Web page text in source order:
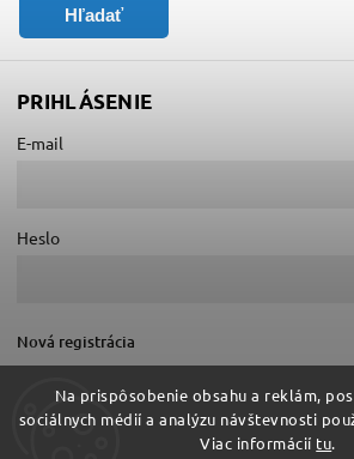
Na prispôsobenie obsahu a reklám,
sociálnych médií a analýzu návštevnosti
Viac informácií tu.
Hľadať
PRIHLÁSENIE
E-mail
Heslo
Nová registrácia
Zabudnuté heslo